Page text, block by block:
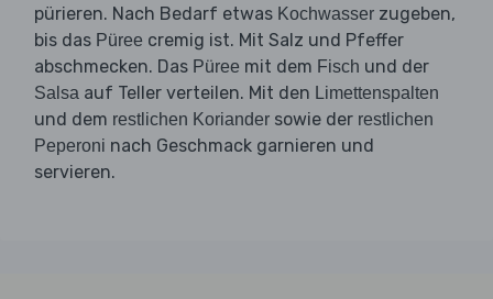
pürieren. Nach Bedarf etwas Kochwasser zugeben,
bis das Püree cremig ist. Mit Salz und Pfeffer
abschmecken. Das Püree mit dem Fisch und der
Salsa auf Teller verteilen. Mit den Limettenspalten
und dem restlichen Koriander sowie der restlichen
Peperoni nach Geschmack garnieren und
servieren.